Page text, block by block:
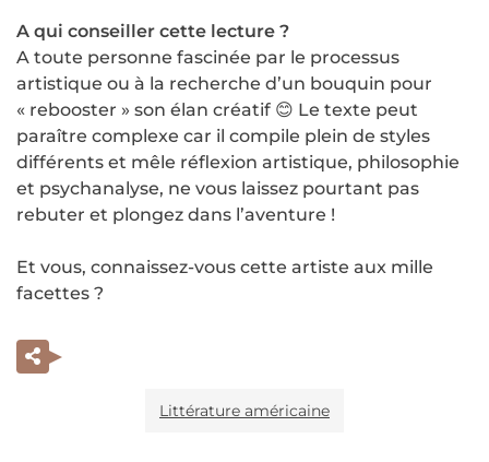
A qui conseiller cette lecture ?
A toute personne fascinée par le processus
artistique ou à la recherche d’un bouquin pour
« rebooster » son élan créatif 😊 Le texte peut
paraître complexe car il compile plein de styles
différents et mêle réflexion artistique, philosophie
et psychanalyse, ne vous laissez pourtant pas
rebuter et plongez dans l’aventure !
Et vous, connaissez-vous cette artiste aux mille
facettes ?
Littérature américaine